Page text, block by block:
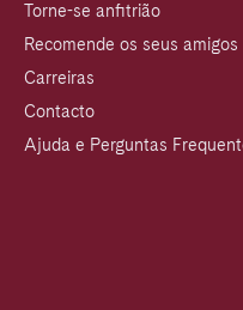
Torne-se anfitrião
Recomende os seus amigos
Carreiras
Contacto
Ajuda e Perguntas